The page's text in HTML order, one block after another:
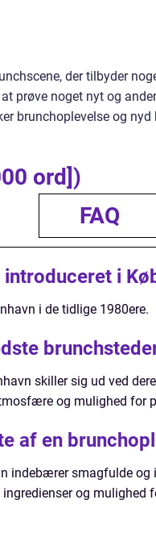
der tilbyder
prøve noget nyt og
brunchoplevelse og
ord])
FAQ
i
i de tidlige 1980ere.
skiller sig ud ved
og mulighed for
af en
indebærer smagfulde
og mulighed